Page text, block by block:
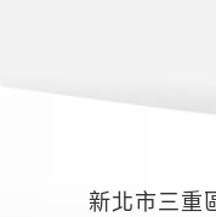
新北市三重